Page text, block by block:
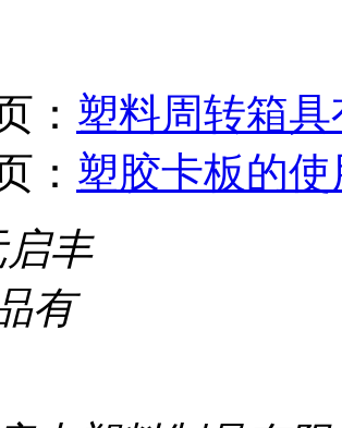
： 塑料周转箱
： 塑胶卡板的